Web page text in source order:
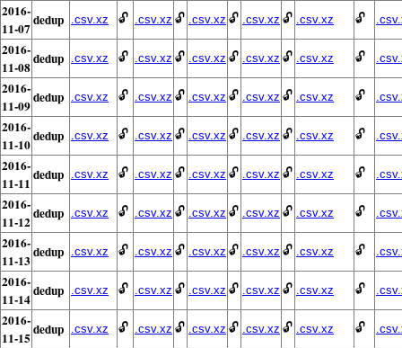
2016-
11-07dedup .csv.xz 🔓 .csv.xz 🔓 .csv.xz 🔓 .csv.xz 🔓 .csv.xz 🔓
2016-
11-08dedup .csv.xz 🔓 .csv.xz 🔓 .csv.xz 🔓 .csv.xz 🔓 .csv.xz 🔓
2016-
11-09dedup .csv.xz 🔓 .csv.xz 🔓 .csv.xz 🔓 .csv.xz 🔓 .csv.xz 🔓
2016-
11-10dedup .csv.xz 🔓 .csv.xz 🔓 .csv.xz 🔓 .csv.xz 🔓 .csv.xz 🔓
2016-
11-11 dedup .csv.xz 🔓 .csv.xz 🔓 .csv.xz 🔓 .csv.xz 🔓 .csv.xz 🔓
2016-
11-12dedup .csv.xz 🔓 .csv.xz 🔓 .csv.xz 🔓 .csv.xz 🔓 .csv.xz 🔓
2016-
11-13dedup .csv.xz 🔓 .csv.xz 🔓 .csv.xz 🔓 .csv.xz 🔓 .csv.xz 🔓
2016-
11-14dedup .csv.xz 🔓 .csv.xz 🔓 .csv.xz 🔓 .csv.xz 🔓 .csv.xz 🔓
2016-
11-15 dedup .csv.xz 🔓 .csv.xz 🔓 .csv.xz 🔓 .csv.xz 🔓 .csv.xz 🔓